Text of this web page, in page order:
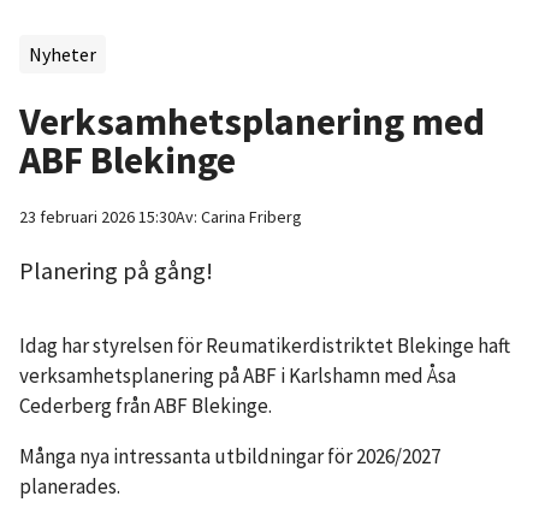
Nyheter
Verksamhetsplanering med
ABF Blekinge
23 februari 2026 15:30Av: Carina Friberg
Planering på gång!
Idag har styrelsen för Reumatikerdistriktet Blekinge haft
verksamhetsplanering på ABF i Karlshamn med Åsa
Cederberg från ABF Blekinge.
Många nya intressanta utbildningar för 2026/2027
planerades.